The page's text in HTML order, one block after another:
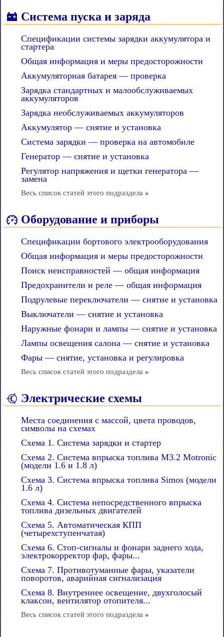
Система пуска и заряда
Спецификации системы зарядки аккумулятора и
стартера
Общая информация и меры предосторожности
Аккумуляторная батарея — проверка
Зарядка стандартных и малообслуживаемых
аккумуляторов
Зарядка необслуживаемых аккумуляторов
Аккумулятор — снятие и установка
Система зарядки — проверка на автомобиле
Генератор — снятие и установка
Регулятор напряжения и щетки генератора —
замена
Весь список статей этого подраздела »
Оборудование и приборы
Спецификации бортового электрооборудования
Общая информация и меры предосторожности
Поиск неисправностей — общая информация
Предохранители и реле — общая информация
Подрулевые переключатели — снятие и установка
Выключатели — снятие и установка
Наружные фонари и лампы — снятие и установка
Лампы освещения салона — снятие и установка
Фары — снятие, установка и регулировка
Весь список статей этого подраздела »
Электрические схемы
Места соединения с массой, цвета проводов,
символы на схемах
Схема 1. Система зарядки и стартер
Схема 2. Система впрыска топлива М3.2 Motronic
(модели 1.6 и 1.8 л)
Схема 3. Система впрыска топлива Simos (модели
1.6 л)
Схема 4. Система непосредственного впрыска
топлива дизельных двигателей
Схема 5. Автоматическая КПП
(четырехступенчатая)
Схема 6. Стоп-сигналы и фонари заднего хода,
электрокорректор фар, фары...
Схема 7. Противотуманные фары, указатели
поворотов, аварийная сигнализация
Схема 8. Внутреннее освещение, двухголосый
клаксон, вентилятор отопителя...
Весь список статей этого подраздела »